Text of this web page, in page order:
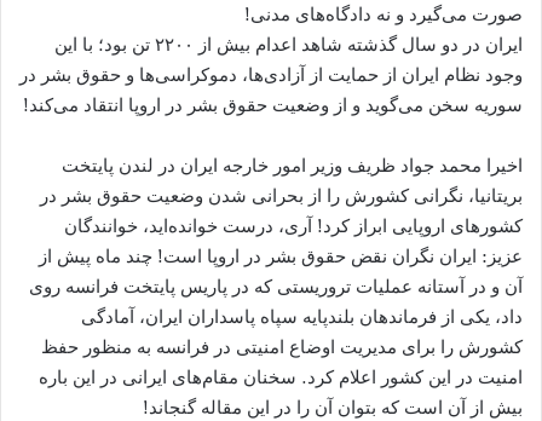
صورت می‌گیرد و نه دادگاه‌های مدنی!
ایران در دو سال گذشته شاهد اعدام بیش از ۲۲۰۰ تن بود؛ با این
وجود نظام ایران از حمایت از آزادی‌ها، دموکراسی‌ها و حقوق بشر در
سوریه سخن می‌گوید و از وضعیت حقوق بشر در اروپا انتقاد می‌کند!
اخیرا محمد جواد ظریف وزیر امور خارجه ایران در لندن پایتخت
بریتانیا، نگرانی کشورش را از بحرانی شدن وضعیت حقوق بشر در
کشورهای اروپایی ابراز کرد! آری، درست خوانده‌اید، خوانندگان
عزیز: ایران نگران نقض حقوق بشر در اروپا است! چند ماه پیش از
آن و در آستانه عملیات تروریستی که در پاریس پایتخت فرانسه روی
داد، یکی از فرماندهان بلندپایه سپاه پاسداران ایران، آمادگی
کشورش را برای مدیریت اوضاع امنیتی در فرانسه به منظور حفظ
امنیت در این کشور اعلام کرد. سخنان مقام‌های ایرانی در این باره
بیش از آن است که بتوان آن را در این مقاله گنجاند!